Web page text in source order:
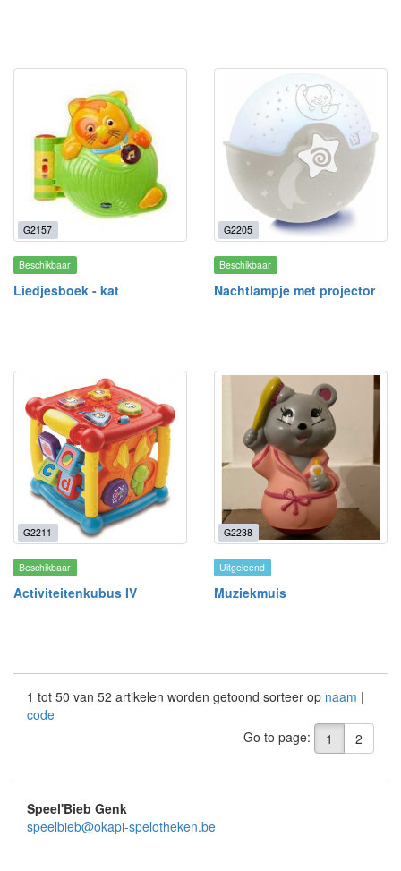
G2157
Beschikbaar
Liedjesboek - kat
G2205
Beschikbaar
Nachtlampje met projector
G2211
Beschikbaar
Activiteitenkubus IV
G2238
Uitgeleend
Muziekmuis
1 tot 50 van 52 artikelen worden getoond sorteer op naam |
code
Go to page:
1 2
Speel'Bieb Genk
speelbieb@okapi-spelotheken.be